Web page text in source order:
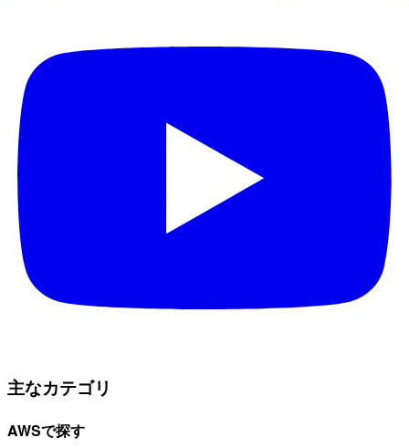
主なカテゴリ
AWSで探す